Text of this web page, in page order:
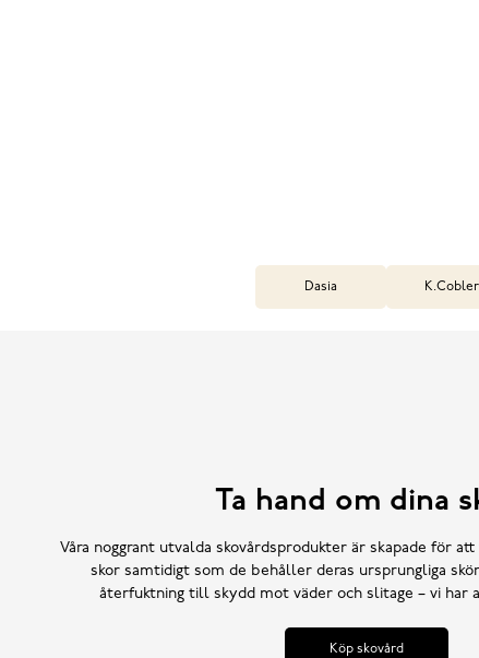
Dasia K.Cobler
Ta hand om dina
Våra noggrant utvalda skovårdsprodukter är skapade för
skor samtidigt som de behåller deras ursprungliga
återfuktning till skydd mot väder och slitage – vi har
Köp skovård